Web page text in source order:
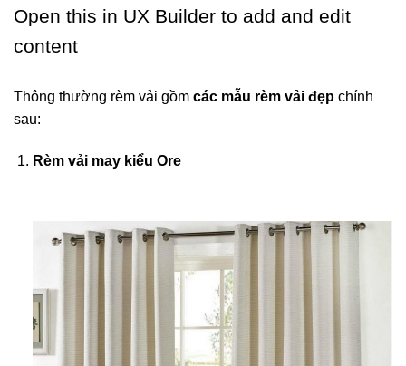
Open this in UX Builder to add and edit
content
Thông thường rèm vải gồm các mẫu rèm vải đẹp chính
sau:
Rèm vải may kiểu Ore